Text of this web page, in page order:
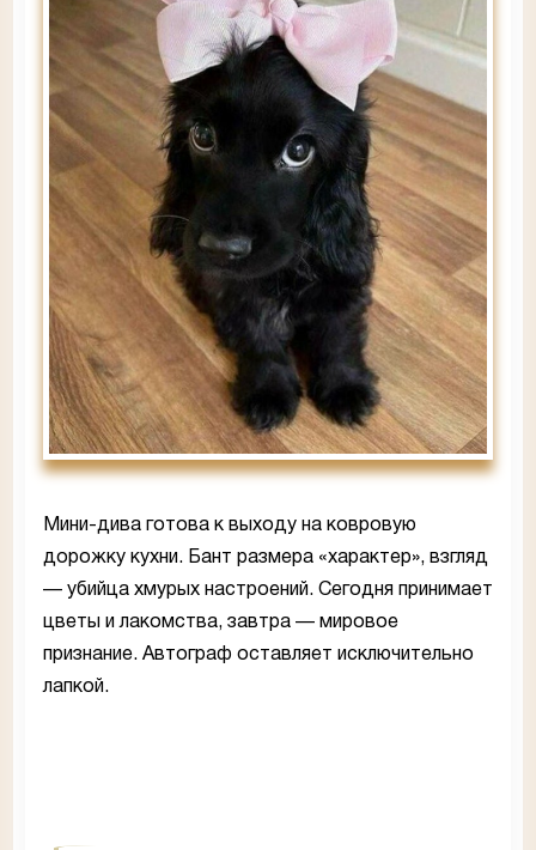
Мини-дива готова к выходу на ковровую
дорожку кухни. Бант размера «характер», взгляд
— убийца хмурых настроений. Сегодня принимает
цветы и лакомства, завтра — мировое
признание. Автограф оставляет исключительно
лапкой.